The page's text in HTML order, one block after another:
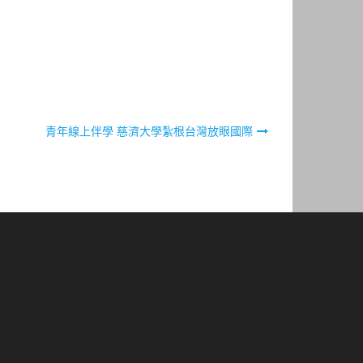
青年線上伴學 慈濟大學紮根台灣放眼國際